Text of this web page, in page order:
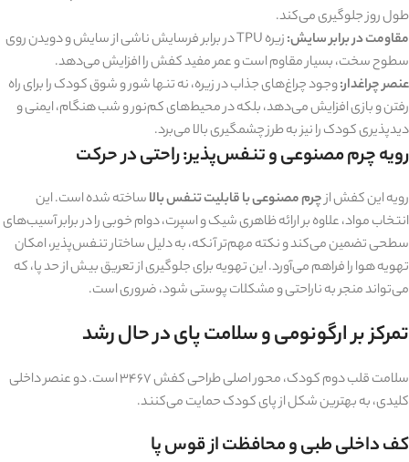
طول روز جلوگیری می‌کند.
مقاومت در برابر سایش:
زیره TPU در برابر فرسایش ناشی از سایش و دویدن روی
سطوح سخت، بسیار مقاوم است و عمر مفید کفش را افزایش می‌دهد.
عنصر چراغدار:وجود چراغ‌های جذاب در زیره، نه تنها شور و شوق کودک را برای راه
رفتن و بازی افزایش می‌دهد، بلکه در محیط‌های کم‌نور و شب هنگام، ایمنی و
دیدپذیری کودک را نیز به طرز چشمگیری بالا می‌برد.
رویه چرم مصنوعی و تنفس‌پذیر: راحتی در حرکت
رویه این کفش ازچرم مصنوعی با قابلیت تنفس بالاساخته شده است. این
انتخاب مواد، علاوه بر ارائه ظاهری شیک و اسپرت، دوام خوبی را در برابر آسیب‌های
سطحی تضمین می‌کند و نکته مهم‌تر آنکه، به دلیل ساختار تنفس‌پذیر، امکان
تهویه هوا را فراهم می‌آورد. این تهویه برای جلوگیری از تعریق بیش از حد پا، که
می‌تواند منجر به ناراحتی و مشکلات پوستی شود، ضروری است.
تمرکز بر ارگونومی و سلامت پای در حال رشد
سلامت قلب دوم کودک، محور اصلی طراحی کفش ۳۴۶۷ است. دو عنصر داخلی
کلیدی، به بهترین شکل از پای کودک حمایت می‌کنند.
کف داخلی طبی و محافظت از قوس پا